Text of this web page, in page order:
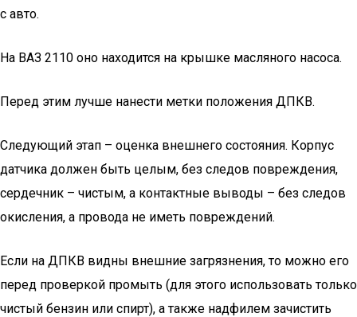
с авто.
На ВАЗ 2110 оно находится на крышке масляного насоса.
Перед этим лучше нанести метки положения ДПКВ.
Следующий этап – оценка внешнего состояния. Корпус
датчика должен быть целым, без следов повреждения,
сердечник – чистым, а контактные выводы – без следов
окисления, а провода не иметь повреждений.
Если на ДПКВ видны внешние загрязнения, то можно его
перед проверкой промыть (для этого использовать только
чистый бензин или спирт), а также надфилем зачистить